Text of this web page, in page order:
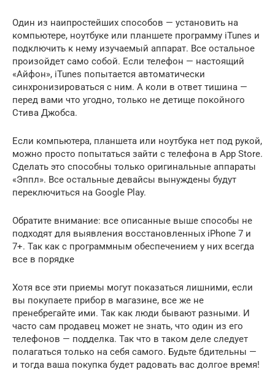
Один из наипростейших способов — установить на
компьютере, ноутбуке или планшете программу iTunes и
подключить к нему изучаемый аппарат. Все остальное
произойдет само собой. Если телефон — настоящий
«Айфон», iTunes попытается автоматически
синхронизироваться с ним. А коли в ответ тишина —
перед вами что угодно, только не детище покойного
Стива Джобса.
Если компьютера, планшета или ноутбука нет под рукой,
можно просто попытаться зайти с телефона в App Store.
Сделать это способны только оригинальные аппараты
«Эппл». Все остальные девайсы вынуждены будут
переключиться на Google Play.
Обратите внимание: все описанные выше способы не
подходят для выявления восстановленных iPhone 7 и
7+. Так как с программным обеспечением у них всегда
все в порядке
Хотя все эти приемы могут показаться лишними, если
вы покупаете прибор в магазине, все же не
пренебрегайте ими. Так как люди бывают разными. И
часто сам продавец может не знать, что один из его
телефонов — подделка. Так что в таком деле следует
полагаться только на себя самого. Будьте бдительны —
и тогда ваша покупка будет радовать вас долгое время!